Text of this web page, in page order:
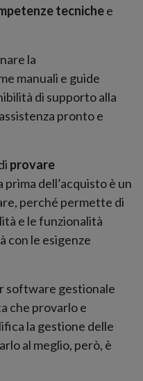
tecnichee
la
manuali e guide
di supporto alla
pronto e
provare
dell’acquisto è un
perché permette di
e le funzionalità
con le esigenze
software gestionale
che provarlo e
la gestione delle
al meglio, però, è